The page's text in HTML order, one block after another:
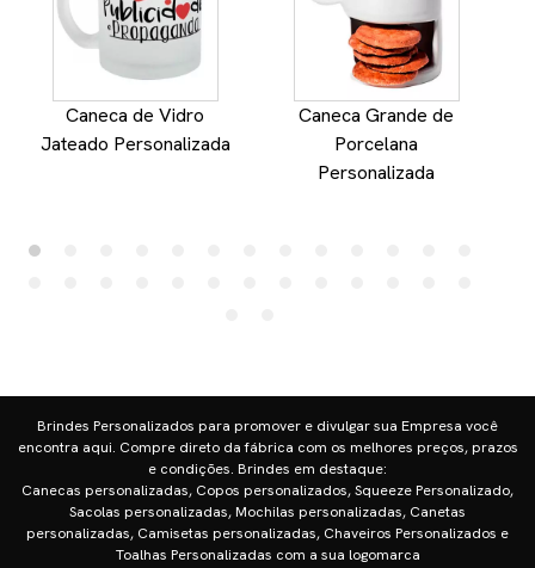
Caneca de Vidro
Jateado Personalizada
Caneca Grande de
Porcelana
Personalizada
Brindes Personalizados para promover e divulgar sua Empresa você
encontra aqui. Compre direto da fábrica com os melhores preços, prazos
e condições. Brindes em destaque:
Canecas personalizadas, Copos personalizados, Squeeze Personalizado,
Sacolas personalizadas, Mochilas personalizadas, Canetas
personalizadas, Camisetas personalizadas, Chaveiros Personalizados e
Toalhas Personalizadas com a sua logomarca